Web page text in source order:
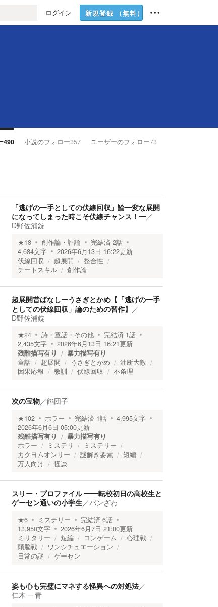
ログイン 新規登録 （無料）
490 小説のフォロー357 ユーザーのフォロー73
「逃げの一手としての伏線回収」論—変な展開
になってしまった時こそ伏線チャンス！—／
D野佐浦錠
★18 創作論・評論 完結済 2話
4,684文字 2026年6月13日 16:22更新
伏線回収
超展開
整合性
チートスキル
創作論
超展開昔ばなしーうさぎとかめ【「逃げの一手
としての伏線回収」論のための習作】 ／
D野佐浦錠
★24 詩・童話・その他 完結済 1話
2,435文字 2026年6月13日 16:21更新
残酷描写有り
暴力描写有り
童話
超展開 うさぎとかめ
油断大敵
因果応報
教訓 伏線回収 不条理
次の宝物／餡団子
★102 ホラー 完結済 1話 4,995文字
2026年6月6日 05:00更新
残酷描写有り
暴力描写有り
ホラー
ミステリ
ミステリー
カクヨムオンリー
謎解き要素
短編
万人向け
怪談
スリー・プロファイル ――転校初日の高校生と
ゲーセン通いの小学生／パンざわ
★6 ミステリー 完結済 6話
13,950文字 2026年6月7日 21:00更新
ミリタリー
短編 コンゲーム
心理戦
頭脳戦
ワンシチュエーション
日常の謎
ゲーセン
姿も心も完璧にマネする怪異への対処法／
仁木 一青